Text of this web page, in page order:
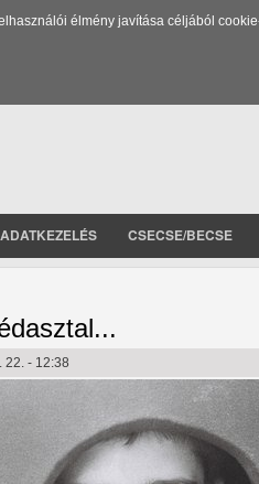
élmény javítása céljából
ADATKEZELÉS CSECSE/BECSE
22. - 12:38